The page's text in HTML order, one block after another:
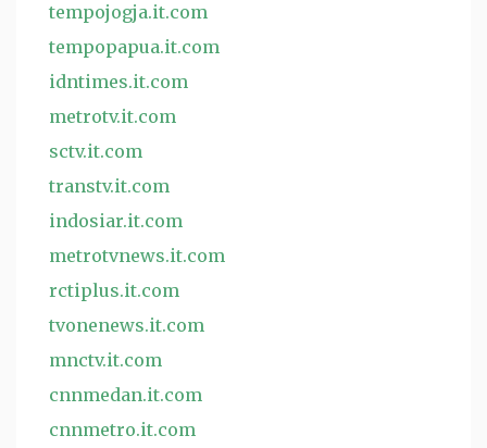
tempojogja.it.com
tempopapua.it.com
idntimes.it.com
metrotv.it.com
sctv.it.com
transtv.it.com
indosiar.it.com
metrotvnews.it.com
rctiplus.it.com
tvonenews.it.com
mnctv.it.com
cnnmedan.it.com
cnnmetro.it.com